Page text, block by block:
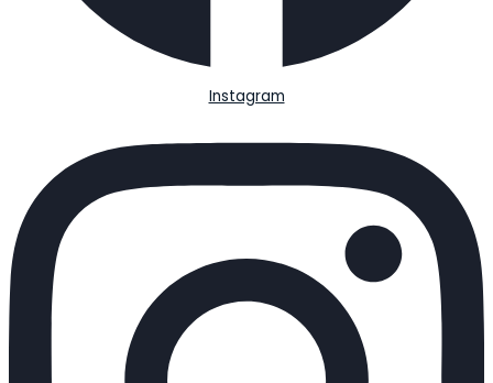
Instagram